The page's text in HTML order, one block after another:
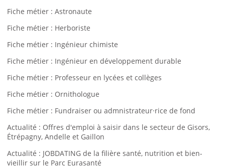
Fiche métier : Astronaute
Fiche métier : Herboriste
Fiche métier : Ingénieur chimiste
Fiche métier : Ingénieur en développement durable
Fiche métier : Professeur en lycées et collèges
Fiche métier : Ornithologue
Fiche métier : Fundraiser ou admnistrateur·rice de fond
Actualité : Offres d'emploi à saisir dans le secteur de Gisors,
Étrépagny, Andelle et Gaillon
Actualité : JOBDATING de la filière santé, nutrition et bien-
vieillir sur le Parc Eurasanté